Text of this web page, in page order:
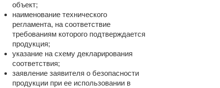
объект;
наименование технического
регламента, на соответствие
требованиям которого подтверждается
продукция;
указание на схему декларирования
соответствия;
заявление заявителя о безопасности
продукции при ее использовании в